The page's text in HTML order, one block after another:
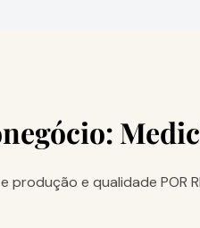
e qualidade POR